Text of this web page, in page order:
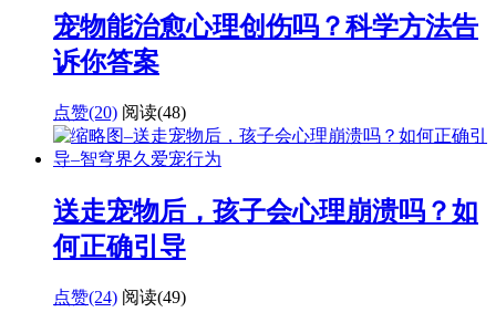
宠物能治愈心理创伤吗？科学方法告
诉你答案
点赞(20) 阅读(48)
送走宠物后，孩子会心理崩溃吗？如
何正确引导
点赞(24) 阅读(49)